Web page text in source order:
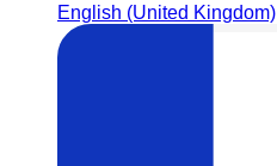
English (United Kingdom)